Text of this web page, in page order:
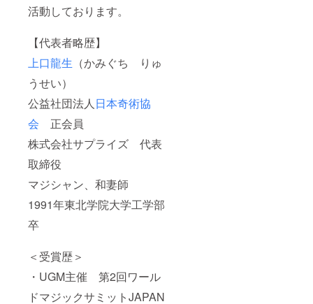
活動しております。
【代表者略歴】
上口龍生 （かみぐち りゅ
うせい）
公益社団法人 日本奇術協
会 正会員
株式会社サプライズ 代表
取締役
マジシャン、和妻師
1991年東北学院大学工学部
卒
＜受賞歴＞
・UGM主催 第2回ワール
ドマジックサミットJAPAN